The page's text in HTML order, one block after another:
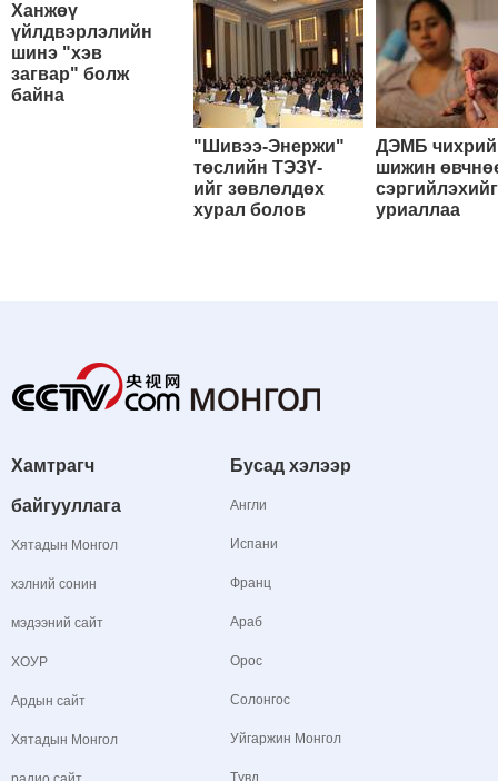
Ханжөү
үйлдвэрлэлийн
шинэ "хэв
загвар" болж
байна
"Шивээ-Энержи"
төслийн ТЭЗҮ-
ийг зөвлөлдөх
хурал болов
ДЭМБ
шижин
сэргийлэхийг
уриаллаа
Хамтрагч
байгууллага
Хятадын Монгол
хэлний сонин
мэдээний сайт
ХОУР
Ардын сайт
Хятадын Монгол
Бусад хэлээр
Англи
Испани
Франц
Араб
Орос
Солонгос
Уйгаржин Монгол
Түвд